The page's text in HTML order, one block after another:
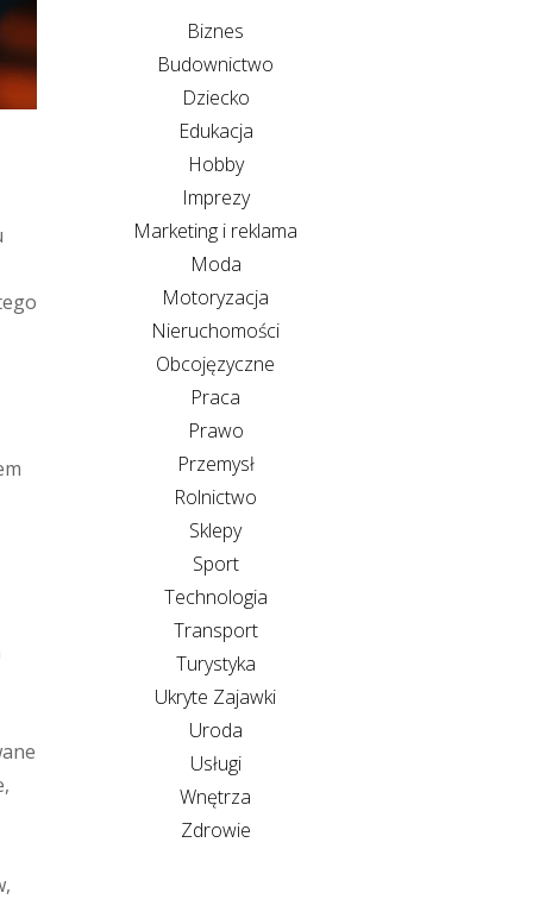
Biznes
Budownictwo
Dziecko
Edukacja
Hobby
Imprezy
Marketing i reklama
Moda
Motoryzacja
Nieruchomości
Obcojęzyczne
Praca
Prawo
Przemysł
Rolnictwo
Sklepy
Sport
Technologia
Transport
Turystyka
Ukryte Zajawki
Uroda
Usługi
Wnętrza
Zdrowie